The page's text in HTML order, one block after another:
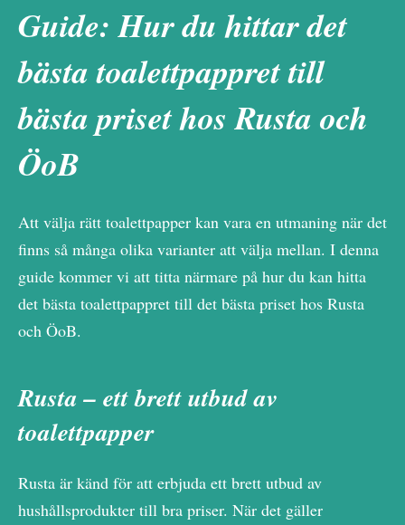
Guide: Hur du hittar det
bästa toalettpappret till
bästa priset hos Rusta och
ÖoB
Att välja rätt toalettpapper kan vara en utmaning när det
finns så många olika varianter att välja mellan. I denna
guide kommer vi att titta närmare på hur du kan hitta
det bästa toalettpappret till det bästa priset hos Rusta
och ÖoB.
Rusta – ett brett utbud av
toalettpapper
Rusta är känd för att erbjuda ett brett utbud av
hushållsprodukter till bra priser. När det gäller